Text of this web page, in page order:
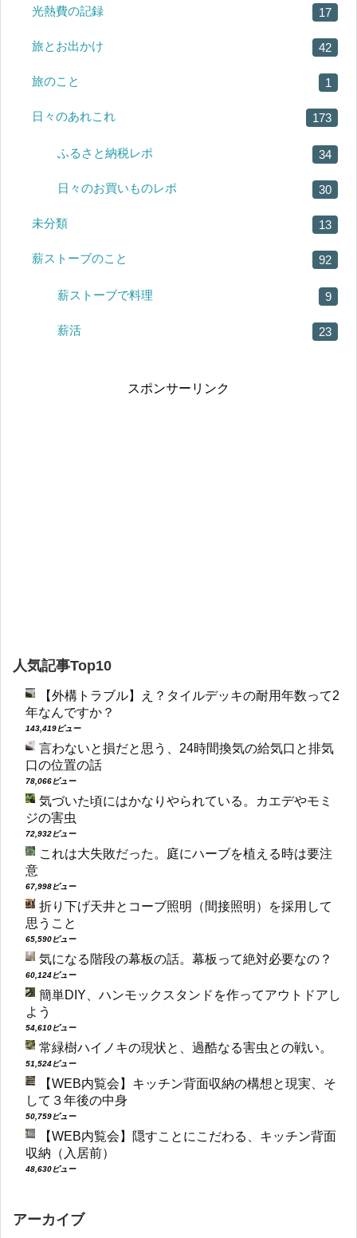
光熱費の記録 17
旅とお出かけ 42
旅のこと 1
日々のあれこれ 173
ふるさと納税レポ 34
日々のお買いものレポ 30
未分類 13
薪ストーブのこと 92
薪ストーブで料理 9
薪活 23
スポンサーリンク
人気記事Top10
【外構トラブル】え？タイルデッキの耐用年数って2
年なんですか？
143,419ビュー
言わないと損だと思う、24時間換気の給気口と排気
口の位置の話
78,066ビュー
気づいた頃にはかなりやられている。カエデやモミ
ジの害虫
72,932ビュー
これは大失敗だった。庭にハーブを植える時は要注
意
67,998ビュー
折り下げ天井とコーブ照明（間接照明）を採用して
思うこと
65,590ビュー
気になる階段の幕板の話。幕板って絶対必要なの？
60,124ビュー
簡単DIY、ハンモックスタンドを作ってアウトドアし
よう
54,610ビュー
常緑樹ハイノキの現状と、過酷なる害虫との戦い。
51,524ビュー
【WEB内覧会】キッチン背面収納の構想と現実、そ
して３年後の中身
50,759ビュー
【WEB内覧会】隠すことにこだわる、キッチン背面
収納（入居前）
48,630ビュー
アーカイブ